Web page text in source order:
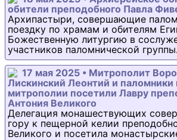
обители преподобного Павла
Архипастыри, совершающие
поездку по храмам и обителям
Божественную литургию в
участников паломнической группы.
17 мая 2025 • Митрополит
Лискинский Леонтий и
митрополии посетили Лавру
Антония Великого
Делегация монашествующих
гору к пещерной келии
Великого и посетила